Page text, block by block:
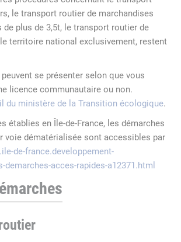
le transport routier de marchandises
de plus de 3,5t, le transport routier de
territoire national exclusivement, restent
se présenter selon que vous
licence communautaire ou non.
du ministère de la Transition écologique.
établies en Île-de-France, les démarches
voie dématérialisée sont accessibles par
de-france.developpement-
demarches-acces-rapides-a12371.html